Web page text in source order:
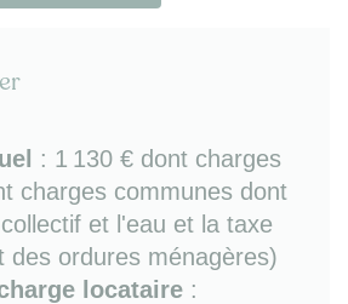
(dont 1 avec portes-fenêtres et
prolongement de chambre
: 1 130 € dont charges
charges communes dont
et l'eau et la taxe
des ordures ménagères)
locataire :